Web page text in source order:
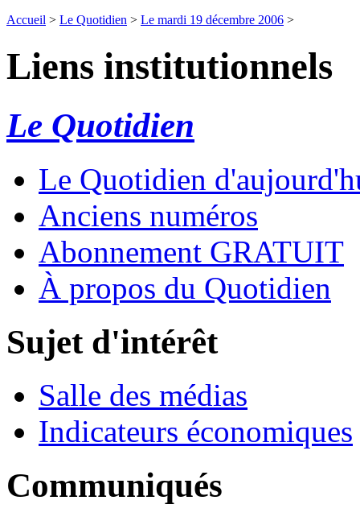
Accueil > Le Quotidien > Le mardi 19 décembre 2006 >
Liens institutionnels
Le Quotidien
Le Quotidien
Anciens numéros
Abonnement GRATUIT
À propos du Quotidien
Sujet d'intérêt
Salle des médias
Indicateurs économiques
Communiqués